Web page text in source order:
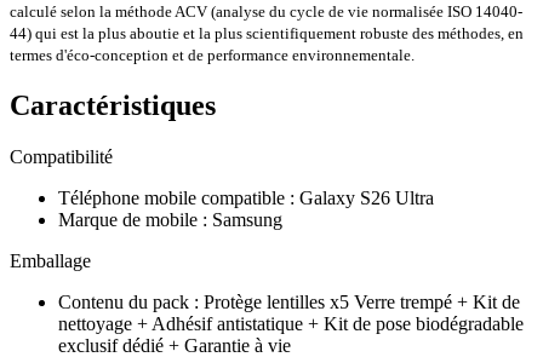
calculé selon la méthode ACV (analyse du cycle de vie normalisée ISO 14040-
44) qui est la plus aboutie et la plus scientifiquement robuste des méthodes, en
termes d'éco-conception et de performance environnementale.
Caractéristiques
Compatibilité
Téléphone mobile compatible : Galaxy S26 Ultra
Marque de mobile : Samsung
Emballage
Contenu du pack : Protège lentilles x5 Verre trempé + Kit de
nettoyage + Adhésif antistatique + Kit de pose biodégradable
exclusif dédié + Garantie à vie